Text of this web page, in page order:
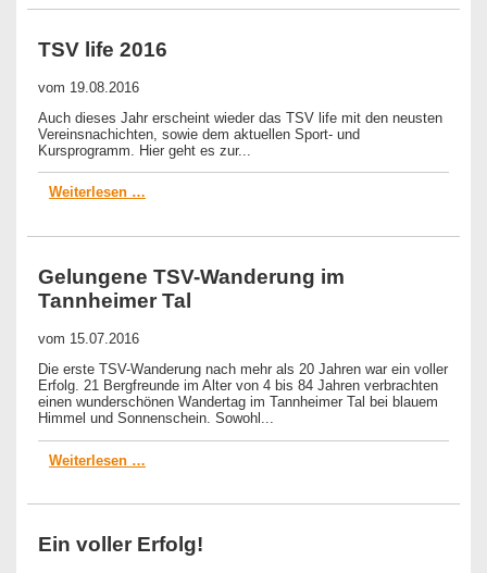
TSV life 2016
vom 19.08.2016
Auch dieses Jahr erscheint wieder das TSV life mit den neusten
Vereinsnachichten, sowie dem aktuellen Sport- und
Kursprogramm. Hier geht es zur...
Weiterlesen …
Gelungene TSV-Wanderung im
Tannheimer Tal
vom 15.07.2016
Die erste TSV-Wanderung nach mehr als 20 Jahren war ein voller
Erfolg. 21 Bergfreunde im Alter von 4 bis 84 Jahren verbrachten
einen wunderschönen Wandertag im Tannheimer Tal bei blauem
Himmel und Sonnenschein. Sowohl...
Weiterlesen …
Ein voller Erfolg!